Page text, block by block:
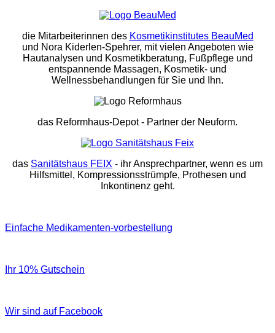
die Mitarbeiterinnen des Kosmetikinstitutes BeauMed
und Nora Kiderlen-Spehrer, mit vielen Angeboten wie
Hautanalysen und Kosmetikberatung, Fußpflege und
entspannende Massagen, Kosmetik- und
Wellnessbehandlungen für Sie und Ihn.
das Reformhaus-Depot- Partner der Neuform.
das Sanitätshaus FEIX - ihr Ansprechpartner, wenn es um
Hilfsmittel, Kompressionsstrümpfe, Prothesen und
Inkontinenz geht.
Einfache Medikamenten-vorbestellung
Ihr 10% Gutschein
Wir sind auf Facebook